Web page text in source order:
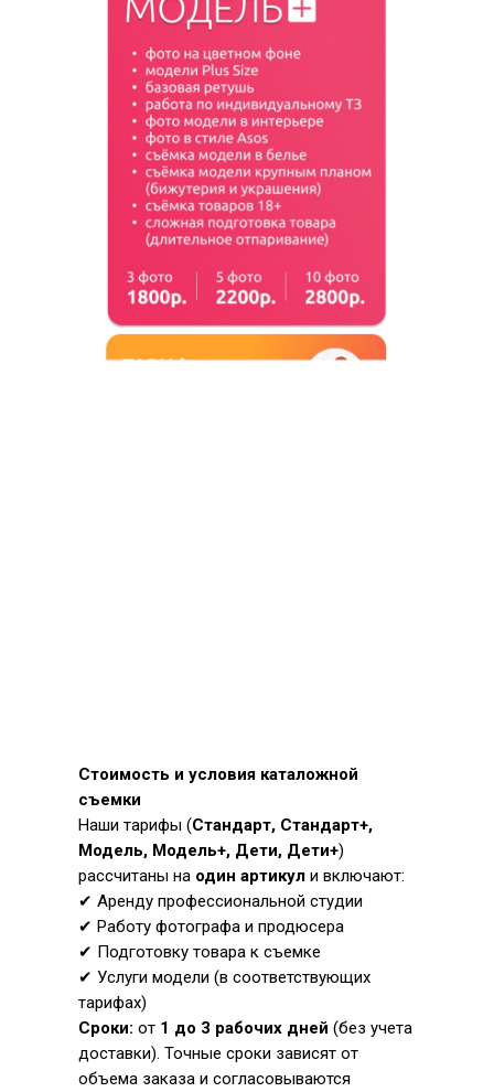
Стоимость и условия каталожной
съемки
Наши тарифы (Стандарт, Стандарт+,
Модель, Модель+, Дети, Дети+)
рассчитаны на один артикул и включают:
✔ Аренду профессиональной студии
✔ Работу фотографа и продюсера
✔ Подготовку товара к съемке
✔ Услуги модели (в соответствующих
тарифах)
Сроки: от 1 до 3 рабочих дней (без учета
доставки). Точные сроки зависят от
объема заказа и согласовываются